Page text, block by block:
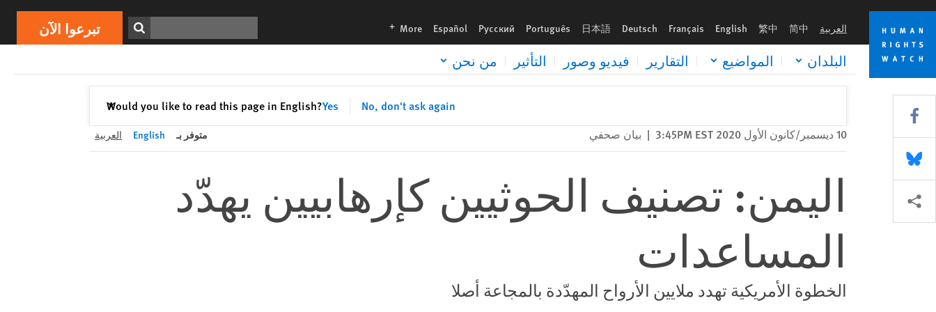
Skip
cookie
privacy
notice
Skip
main
content
العربية 简中
繁中
English
Français
Deutsch
日本語
Português
Русский
Español
More
languages تبرعوا الآن
البلدان المواضيع التقارير فيديو وصور التأثير من نحن
Would you like to read this page in English?Yes No, don't ask again
✕إغلاق
Print تبرعوا الآن
10 ديسمبر/كانون الأول 2020 3:45PM EST | بيان صحفي متوفر بـ English العربية
اليمن: تصنيف الحوثيين كإرهابيين يهدّد
المساعدات
الخطوة الأمريكية تهدد ملايين الأرواح المهدّدة بالمجاعة أصلا
Share this via Facebook
Share this via Bluesky
Share this via مشاركة